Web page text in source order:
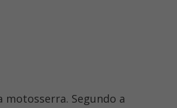
motosserra. Segundo a